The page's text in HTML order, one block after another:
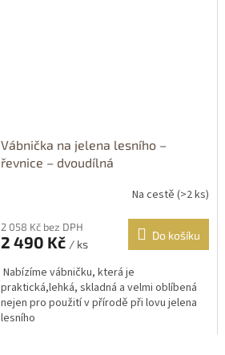
Vábnička na jelena lesního –
řevnice – dvoudílná
Na cestě (>2 ks)
2 058 Kč bez DPH
2 490 Kč / ks
Do košíku
Nabízíme vábničku, která je
praktická,lehká, skladná a velmi oblíbená
nejen pro použití v přírodě při lovu jelena
lesního